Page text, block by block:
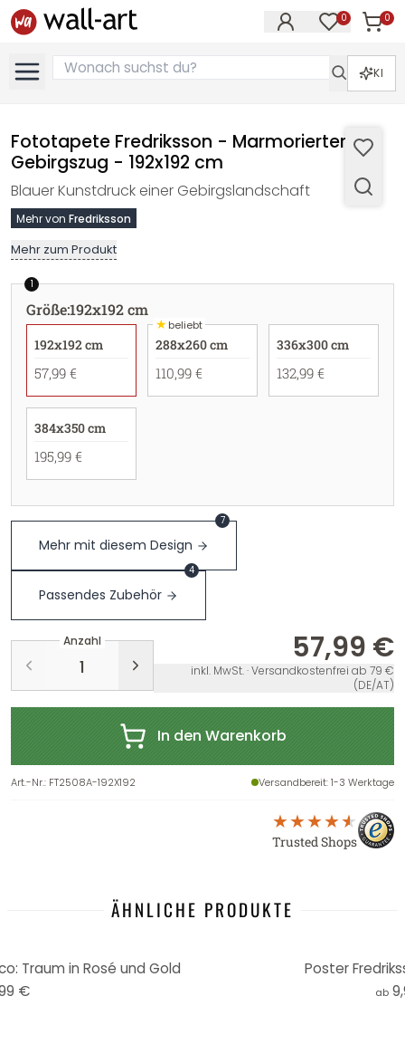
0 0
KI
Fototapete Fredriksson - Marmorierter
Gebirgszug - 192x192 cm
Blauer Kunstdruck einer Gebirgslandschaft
Mehr von Fredriksson
Mehr zum Produkt
1
Größe:192x192 cm
192x192 cm
57,99 €
★beliebt
288x260 cm
110,99 €
336x300 cm
132,99 €
384x350 cm
195,99 €
Mehr mit diesem Design
7
Passendes Zubehör
4
Anzahl 57,99 €
inkl. MwSt. · Versandkostenfrei ab 79 €
(DE/AT)
In den Warenkorb
Art.-Nr.: FT2508A-192X192 Versandbereit: 1-3 Werktage
Trusted Shops
ÄHNLICHE PRODUKTE
Traum in Rosé und Gold
€
Poster
ab